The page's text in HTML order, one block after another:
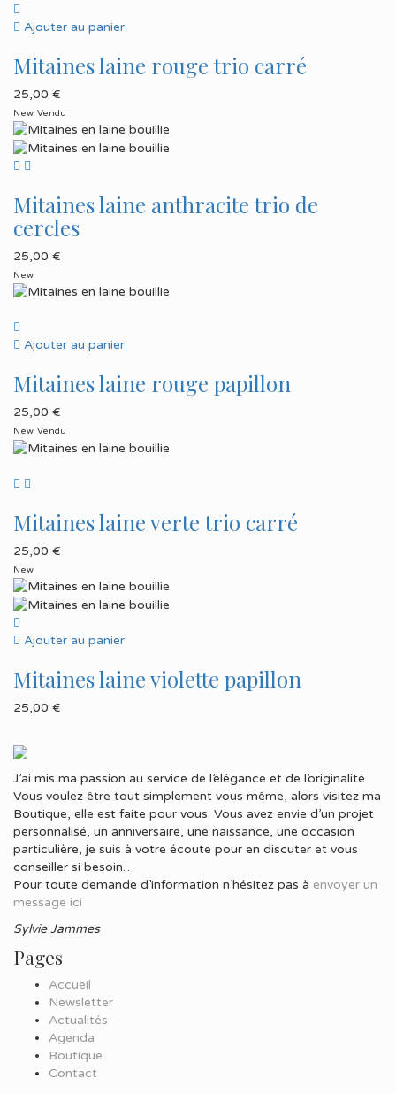
Ajouter au panier
Mitaines laine rouge trio carré
25,00 €
New Vendu
Mitaines laine anthracite trio de
cercles
25,00 €
New
Ajouter au panier
Mitaines laine rouge papillon
25,00 €
New Vendu
Mitaines laine verte trio carré
25,00 €
New
Ajouter au panier
Mitaines laine violette papillon
25,00 €
J’ai mis ma passion au service de l’élégance et de l’originalité.
Vous voulez être tout simplement vous même, alors visitez ma
Boutique, elle est faite pour vous. Vous avez envie d’un projet
personnalisé, un anniversaire, une naissance, une occasion
particulière, je suis à votre écoute pour en discuter et vous
conseiller si besoin…
Pour toute demande d’information n’hésitez pas à envoyer un
message ici
Sylvie Jammes
Pages
Accueil
Newsletter
Actualités
Agenda
Boutique
Contact